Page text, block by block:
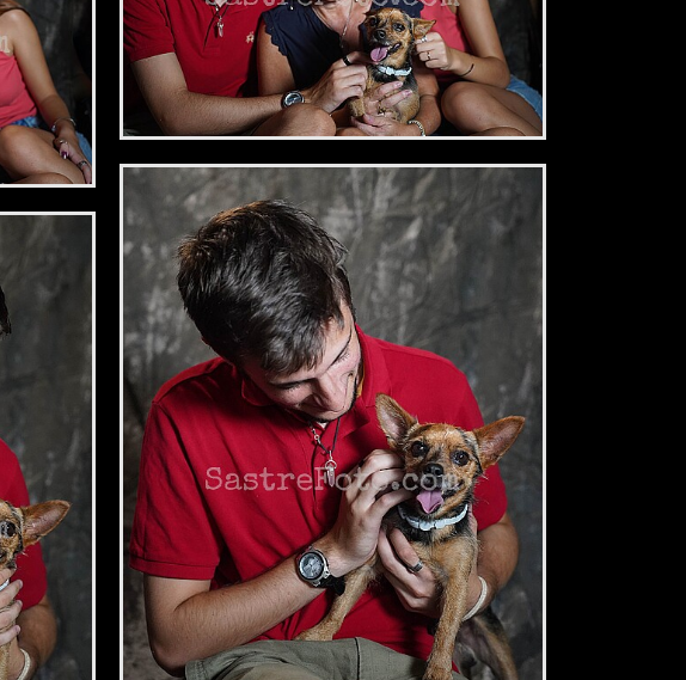
2,34 €